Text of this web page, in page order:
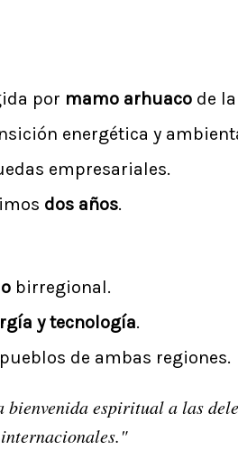
por mamo arhuaco de
energética y
empresariales.
dos años.
birregional.
y tecnología.
de ambas regiones.
bienvenida espiritual a las